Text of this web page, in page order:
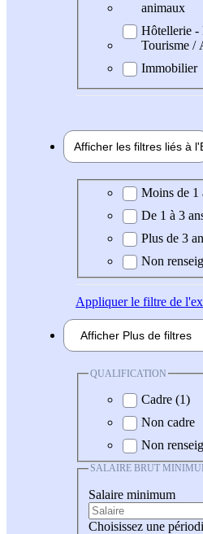
animaux
Hôtellerie -
Tourisme /
Immobilier
Afficher les filtres liés à l'
Expérience demandée
Moins de 1
De 1 à 3
Plus de 3
Non
Appliquerle filtre de
Afficher Plus de filtres
QUALIFICATION
Cadre (1)
Non cadre
Non
SALAIRE BRUT
Salaire minimum
Choisissez une